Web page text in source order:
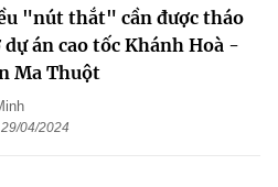
"nút thắt" cần được tháo
dự án cao tốc Khánh Hoà -
Ma Thuột
04/2024